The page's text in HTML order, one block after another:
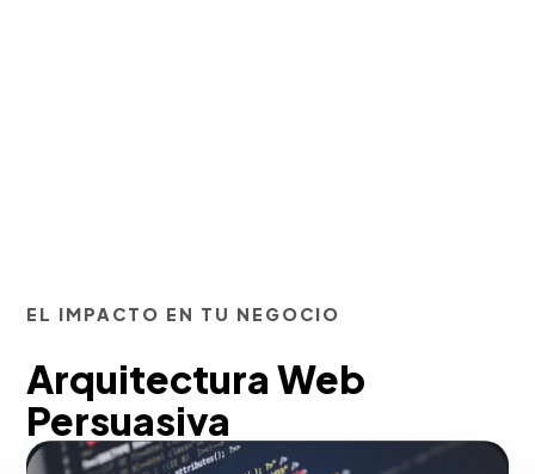
EL IMPACTO EN TU NEGOCIO
Arquitectura Web
Persuasiva